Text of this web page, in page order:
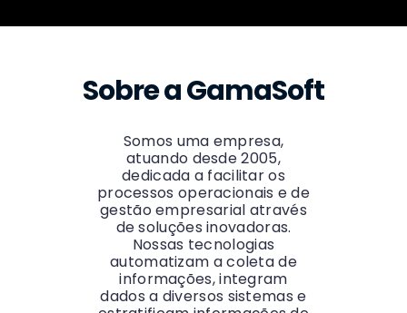
Sobre a GamaSoft
Somos uma empresa,
atuando desde 2005,
dedicada a facilitar os
processos operacionais e de
gestão empresarial através
de soluções inovadoras.
Nossas tecnologias
automatizam a coleta de
informações, integram
dados a diversos sistemas e